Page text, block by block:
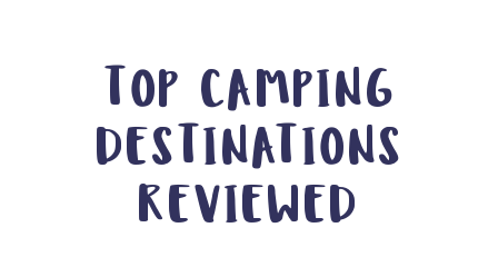
TOP CAMPING
DESTINATIONS
REVIEWED